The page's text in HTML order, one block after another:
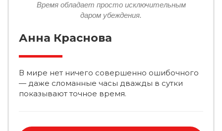
Время обладает просто исключительным
даром убеждения.
Анна Краснова
В мире нет ничего совершенно ошибочного
— даже сломанные часы дважды в сутки
показывают точное время.